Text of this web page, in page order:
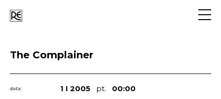
Go
The Complainer
data: 1 I 2005 pt. 00:00